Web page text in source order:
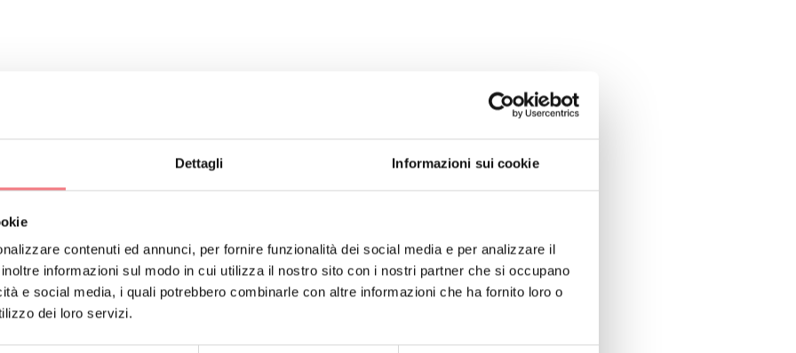
Dettagli Informazioni sui cookie
contenuti ed annunci, per fornire funzionalità dei social media e per analizzare il
informazioni sul modo in cui utilizza il nostro sito con i nostri partner che si occupano
e social media, i quali potrebbero combinarle con altre informazioni che ha fornito loro o
dei loro servizi.